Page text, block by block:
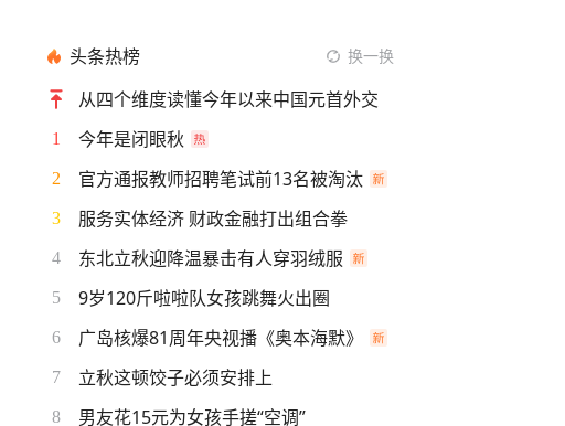
头条热榜 换一换
从四个维度读懂今年以来中国元首外交
1 今年是闭眼秋
2 官方通报教师招聘笔试前13名被淘汰
3 服务实体经济 财政金融打出组合拳
4 东北立秋迎降温暴击有人穿羽绒服
5 9岁120斤啦啦队女孩跳舞火出圈
6 广岛核爆81周年央视播《奥本海默》
7 立秋这顿饺子必须安排上
8 男友花15元为女孩手搓“空调”